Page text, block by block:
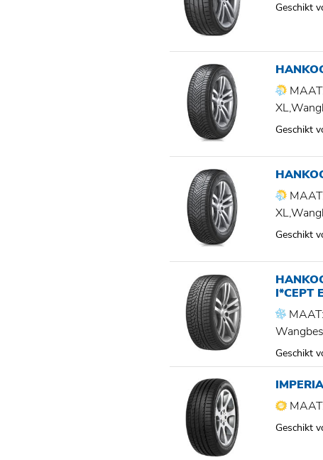
Geschikt
Geschikt
Geschikt
I*CEPT
Geschikt
Geschikt